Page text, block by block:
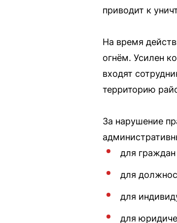
приводит к
На время
огнём. Усилен
входят
территорию
За нарушение
для
для
для
для